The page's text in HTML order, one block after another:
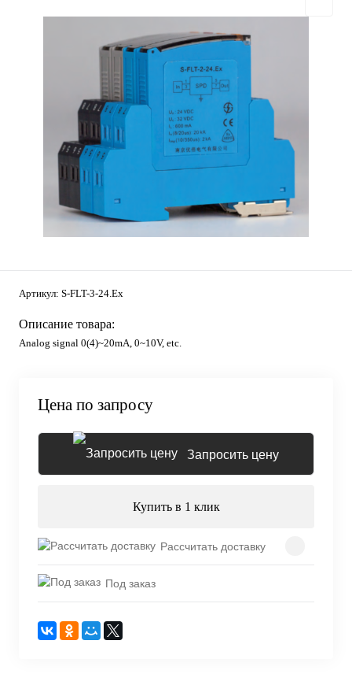
Артикул: S-FLT-3-24.Ex
Описание товара:
Analog signal 0(4)~20mA, 0~10V, etc.
Цена по запросу
Запросить цену
Купить в 1 клик
Рассчитать доставку
Под заказ